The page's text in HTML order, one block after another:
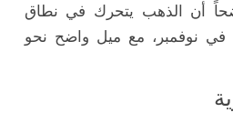
أن الذهب يتحرك في نطاق
في نوفمبر، مع ميل واضح نحو